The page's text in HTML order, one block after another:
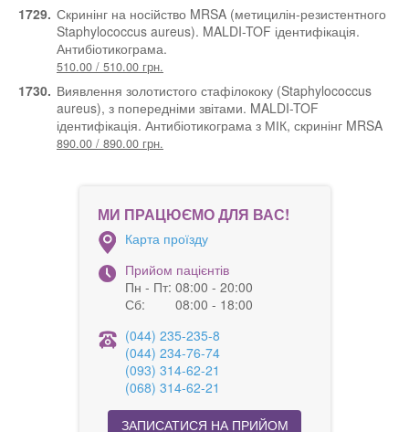
1729. Скринінг на носійство MRSA (метицилін-резистентного
Staphylococcus aureus). MALDI-TOF ідентифікація.
Антибіотикограма.
510.00 / 510.00 грн.
1730. Виявлення золотистого стафілококу (Staphylococcus
aureus), з попередніми звітами. MALDI-TOF
ідентифікація. Антибіотикограма з МІК, скринінг MRSA
890.00 / 890.00 грн.
МИ ПРАЦЮЄМО ДЛЯ ВАС!
Карта проїзду
Прийом пацієнтів
Пн - Пт: 08:00 - 20:00
Сб:
08:00 - 18:00
(044) 235-235-8
(044) 234-76-74
(093) 314-62-21
(068) 314-62-21
ЗАПИСАТИСЯ НА ПРИЙОМ